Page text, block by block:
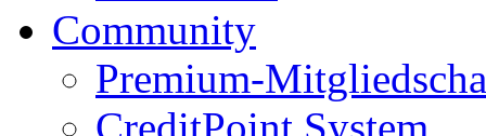
Community
Premium-
CreditPoint System